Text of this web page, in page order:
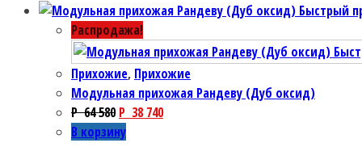
Быстрый
Распродажа!
Прихожие, Прихожие
Модульная прихожая Рандеву (Дуб оксид)
P64 580 P 38 740
В корзину